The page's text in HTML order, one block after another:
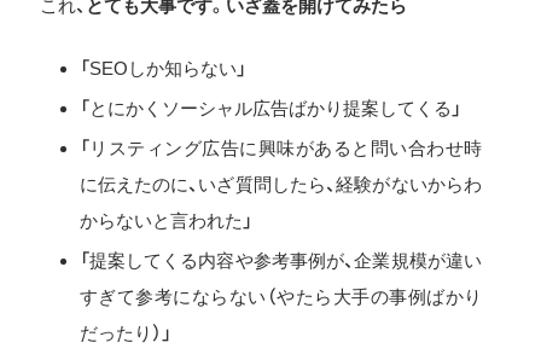
これ、 とても大事です。 いざ蓋を開けてみたら
「SEOしか知らない」
「とにかくソーシャル広告ばかり提案してくる」
「リスティング広告に興味があると問い合わせ時
に伝えたのに、いざ質問したら、経験がないからわ
からないと言われた」
「提案してくる内容や参考事例が、企業規模が違い
すぎて参考にならない（やたら大手の事例ばかり
だったり）」